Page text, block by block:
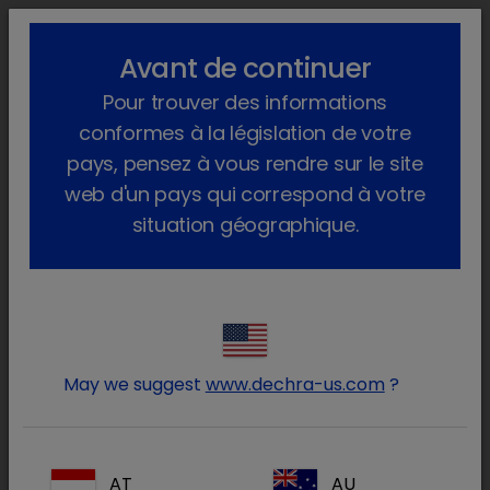
lock_outline search menu
Sur ordonnance vétérinaire
(6 produits)
compte Dechra
Avant de continuer
Pour trouver des informations
conformes à la législation de votre
pays, pensez à vous rendre sur le site
web d'un pays qui correspond à votre
situation géographique.
May we suggest www.dechra-us.com ?
AT AU